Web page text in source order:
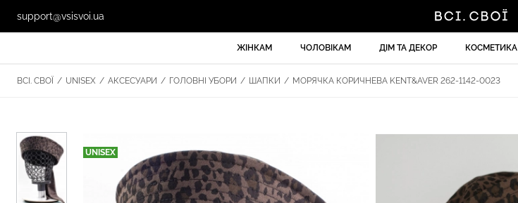
support@vsisvoi.ua
ЖІНКАМ ЧОЛОВІКАМ ДІМ ТА ДЕКОР КОСМЕТИКА
ВСІ. СВОЇ / UNISEX / АКСЕСУАРИ / ГОЛОВНІ УБОРИ / ШАПКИ / МОРЯЧКА КОРИЧНЕВА KENT&AVER 262-1142-0023
UNISEX